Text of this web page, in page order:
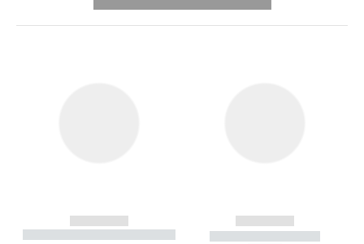
------------
----------- ----------- --------
------------
----------- -----------